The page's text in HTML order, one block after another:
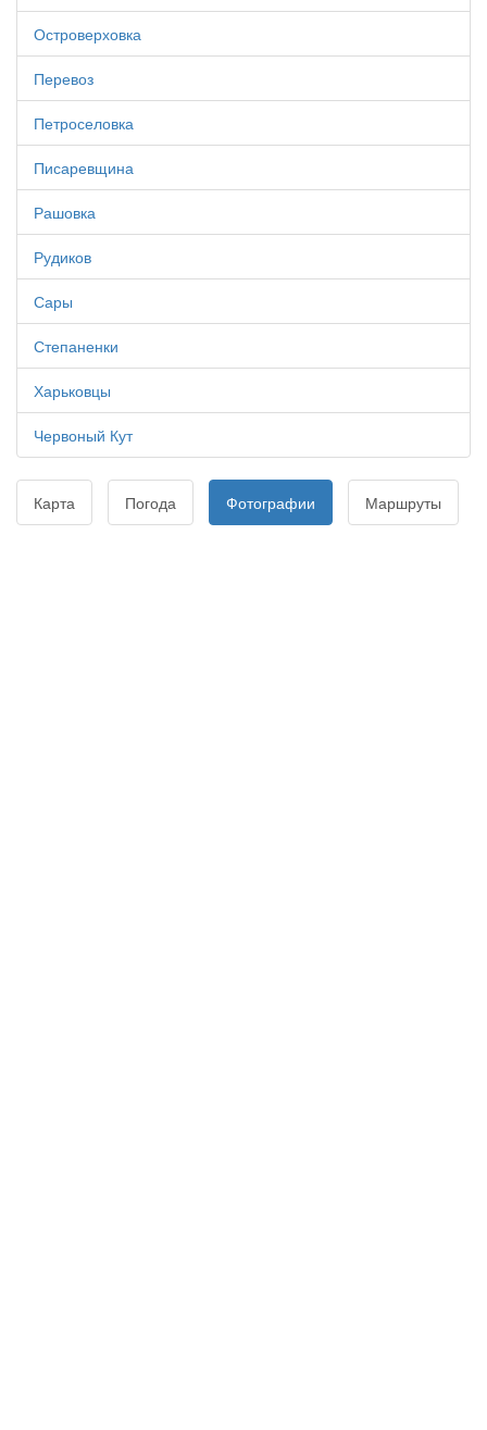
Островерховка
Перевоз
Петроселовка
Писаревщина
Рашовка
Рудиков
Сары
Степаненки
Харьковцы
Червоный Кут
Карта Погода Фотографии Маршруты